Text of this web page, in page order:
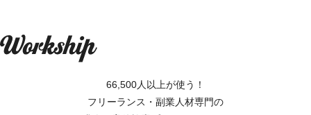
66,500人以上が使う！
フリーランス・副業人材専門の